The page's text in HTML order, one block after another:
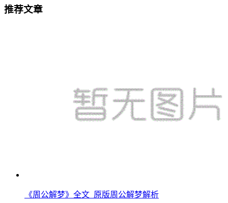
推荐文章
《周公解梦》全文_原版周公解梦解析